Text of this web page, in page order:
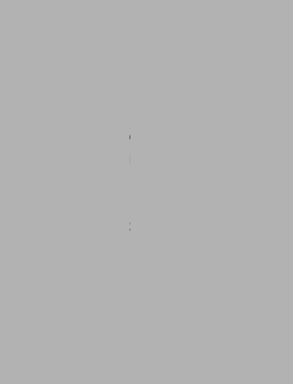
Comfort: Beide Schienen
Slide Comfort)